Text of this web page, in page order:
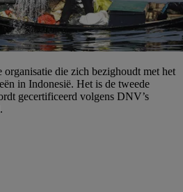
organisatie die zich bezighoudt met het
in Indonesië. Het is de tweede
gecertificeerd volgens DNV’s